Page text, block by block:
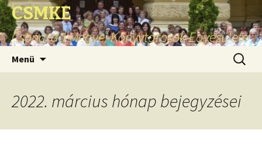
CSMKE
Csongrád Megyei Könyvtárosok Egyesülete
Menü
2022. március hónap bejegyzései